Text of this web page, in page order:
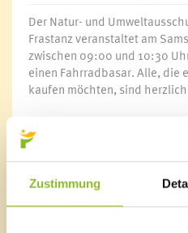
Zustimmung
Der Natur- und
Frastanz veranstaltet am
zwischen 09:00 und 10:30
einen Fahrradbasar. Alle, die
kaufen möchten, sind
Marktgemeinde Frastanz